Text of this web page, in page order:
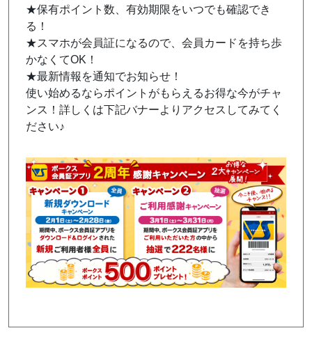
★保有ポイント数、有効期限をいつでも確認でき
る！
★スマホが会員証になるので、会員カードを持ち歩
かなくてOK！
★最新情報を通知でお知らせ！
使い始めるならポイントがもらえるお得な今がチャ
ンス！詳しくは下記バナーよりアクセスしてみてく
ださい♪